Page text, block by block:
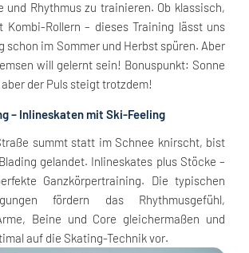
und Rhythmus zu trainieren. Ob klassisch,
Kombi-Rollern – dieses Training lässt uns
schon im Sommer und Herbst spüren. Aber
will gelernt sein! Bonuspunkt: Sonne
der Puls steigt trotzdem!
– Inlineskaten mit Ski-Feeling
summt statt im Schnee knirscht, bist
gelandet. Inlineskates plus Stöcke –
Ganzkörpertraining. Die typischen
fördern das Rhythmusgefühl,
Beine und Core gleichermaßen und
auf die Skating-Technik vor.